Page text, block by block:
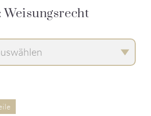
Arbeitsrecht
Weisungsrecht